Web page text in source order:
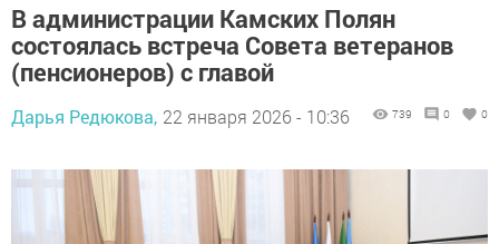
В администрации Камских Полян
состоялась встреча Совета ветеранов
(пенсионеров) с главой
Дарья Редюкова, 22 января 2026 - 10:36 739 0 0